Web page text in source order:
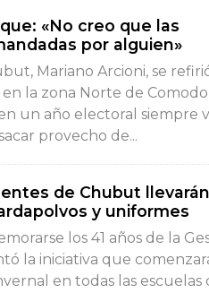
«No creo que las
por alguien»
Mariano Arcioni, se
la zona Norte de
un año electoral siempre
provecho de...
de Chubut
y uniformes
los 41 años de la
la iniciativa que
en todas las escuelas